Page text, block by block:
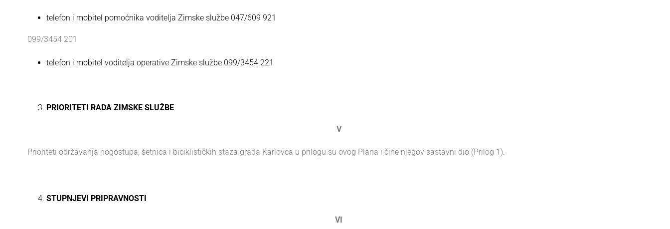
telefon i mobitel pomoćnika voditelja Zimske službe 047/609 921
099/3454 201
telefon i mobitel voditelja operative Zimske službe 099/3454 221
PRIORITETI RADA ZIMSKE SLUŽBE
V
Prioriteti održavanja nogostupa, šetnica i biciklističkih staza grada Karlovca u prilogu su ovog Plana i čine njegov sastavni dio (Prilog 1).
STUPNJEVI PRIPRAVNOSTI
VI